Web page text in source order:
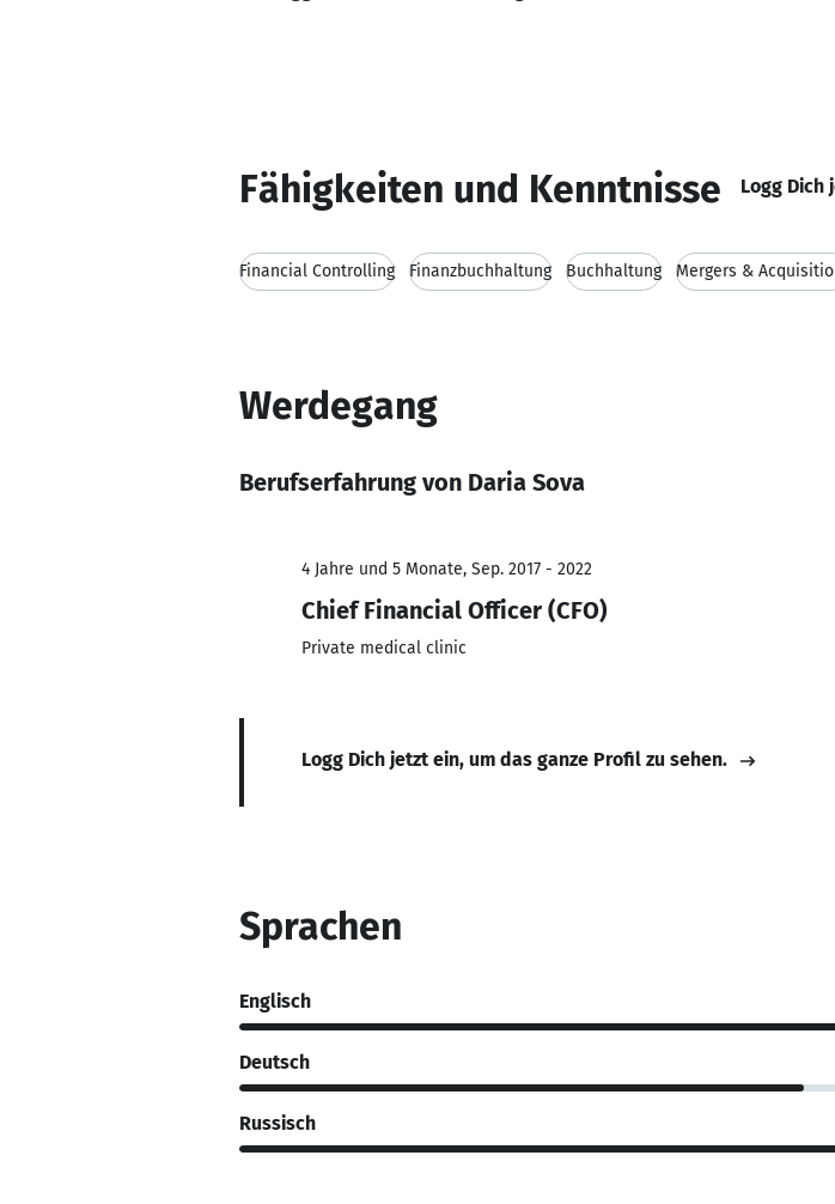
Fähigkeiten und Kenntnisse Logg Dich
Financial Controlling Finanzbuchhaltung Buchhaltung Mergers &
Werdegang
Berufserfahrung von Daria Sova
4 Jahre und 5 Monate, Sep. 2017 - 2022
Chief Financial Officer (CFO)
Private medical clinic
Logg Dich jetzt ein, um das ganze Profil zu sehen.
Sprachen
Englisch
Deutsch
Russisch